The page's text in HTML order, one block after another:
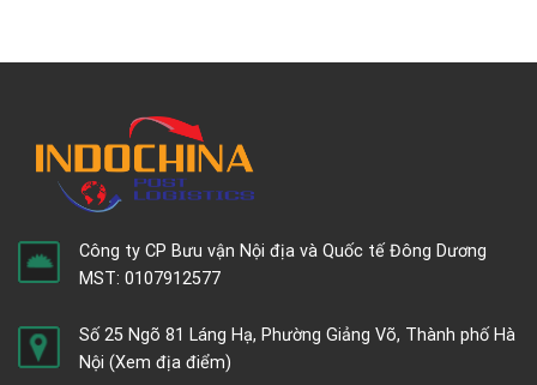
Công ty CP Bưu vận Nội địa và Quốc tế Đông Dương
MST: 0107912577
Số 25 Ngõ 81 Láng Hạ, Phường Giảng Võ, Thành phố Hà
Nội (Xem địa điểm)